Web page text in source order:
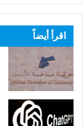
اقرأ أيضاً